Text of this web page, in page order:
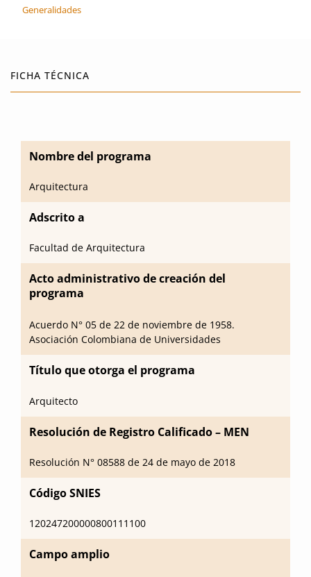
Generalidades
FICHA TÉCNICA
Nombre del programa
Arquitectura
Adscrito a
Facultad de Arquitectura
Acto administrativo de creación del
programa
Acuerdo N° 05 de 22 de noviembre de 1958.
Asociación Colombiana de Universidades
Título que otorga el programa
Arquitecto
Resolución de Registro Calificado – MEN
Resolución N° 08588 de 24 de mayo de 2018
Código SNIES
120247200000800111100
Campo amplio